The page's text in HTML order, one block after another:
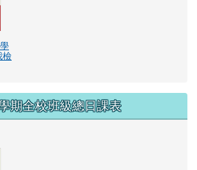
檢
期全校班級總日課表